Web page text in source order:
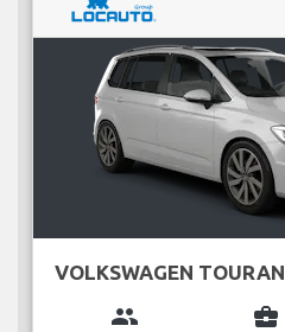
VOLKSWAGEN TOURAN
group business_center